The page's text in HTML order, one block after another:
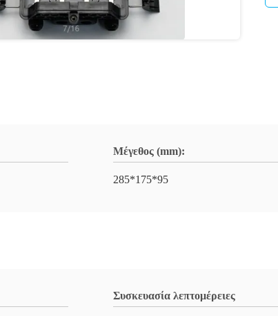
Μέγεθος (mm):
285*175*95
Συσκευασία λεπτομέρειες